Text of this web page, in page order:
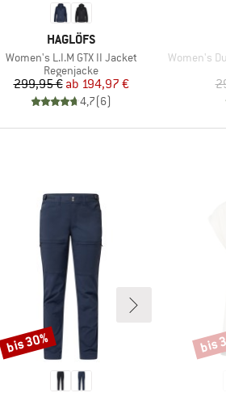
MARKE
HAGLÖFS
Artikel
Women's L.I.M GTX II Jacket
Produktgruppe
Regenjacke
Preis
299,95 € reduzierter Preis
ab 194,97 €
4,7(6)
Artikel
Women's
Rabatt
bis 30% bis